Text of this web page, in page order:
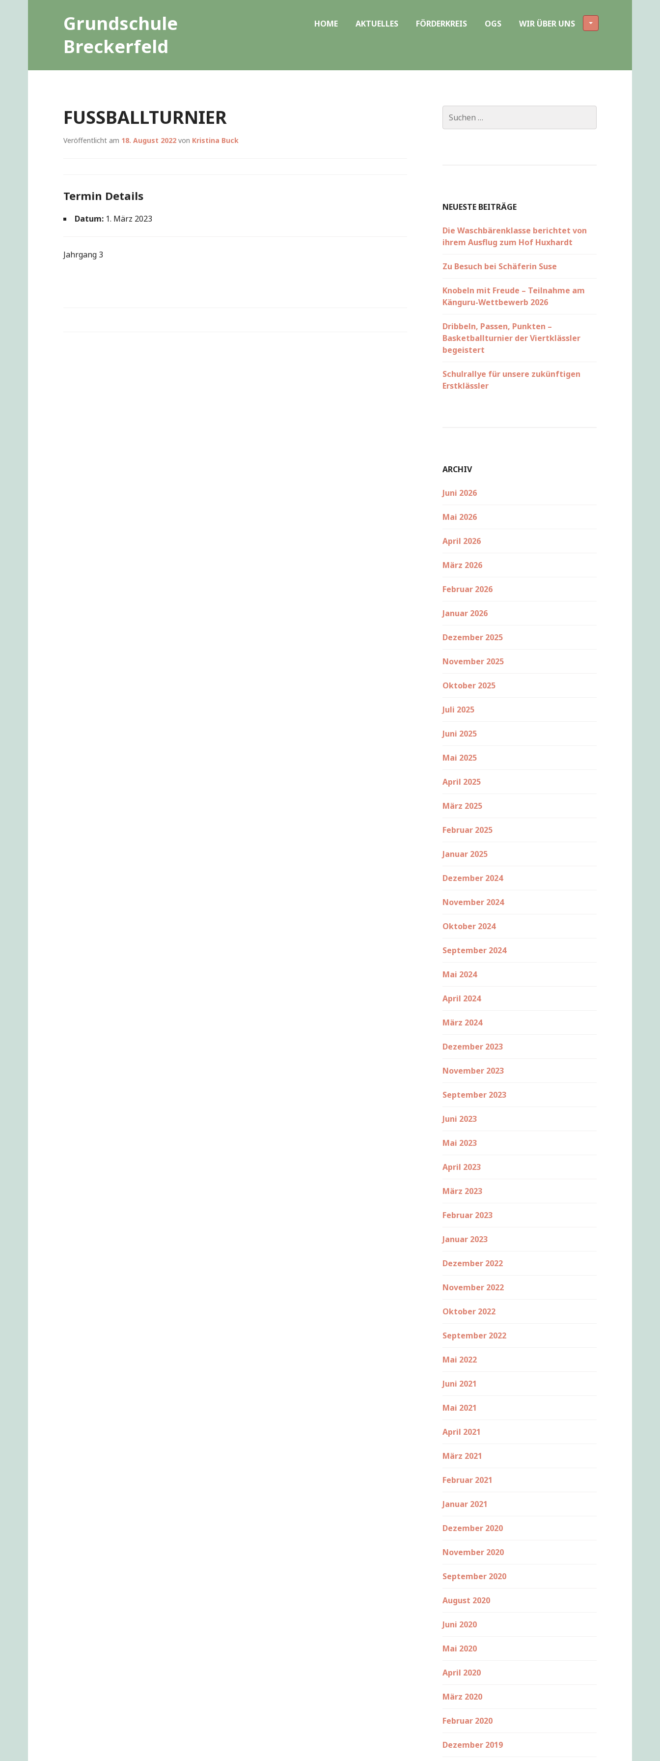
Grundschule
Breckerfeld
HOME AKTUELLES FÖRDERKREIS OGS WIR ÜBER UNS
FUSSBALLTURNIER
Veröffentlicht am 18. August 2022 von Kristina Buck
Termin Details
Datum: 1. März 2023
Jahrgang 3
nach:
NEUESTE BEITRÄGE
Die Waschbärenklasse berichtet von
ihrem Ausflug zum Hof Huxhardt
Zu Besuch bei Schäferin Suse
Knobeln mit Freude – Teilnahme am
Känguru-Wettbewerb 2026
Dribbeln, Passen, Punkten –
Basketballturnier der Viertklässler
begeistert
Schulrallye für unsere zukünftigen
Erstklässler
ARCHIV
Juni 2026
Mai 2026
April 2026
März 2026
Februar 2026
Januar 2026
Dezember 2025
November 2025
Oktober 2025
Juli 2025
Juni 2025
Mai 2025
April 2025
März 2025
Februar 2025
Januar 2025
Dezember 2024
November 2024
Oktober 2024
September 2024
Mai 2024
April 2024
März 2024
Dezember 2023
November 2023
September 2023
Juni 2023
Mai 2023
April 2023
März 2023
Februar 2023
Januar 2023
Dezember 2022
November 2022
Oktober 2022
September 2022
Mai 2022
Juni 2021
Mai 2021
April 2021
März 2021
Februar 2021
Januar 2021
Dezember 2020
November 2020
September 2020
August 2020
Juni 2020
Mai 2020
April 2020
März 2020
Februar 2020
Dezember 2019